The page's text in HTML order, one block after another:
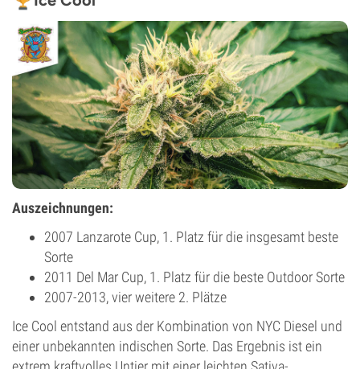
Auszeichnungen:
2007 Lanzarote Cup, 1. Platz für die insgesamt beste
Sorte
2011 Del Mar Cup, 1. Platz für die beste Outdoor Sorte
2007-2013, vier weitere 2. Plätze
Ice Cool entstand aus der Kombination von NYC Diesel und
einer unbekannten indischen Sorte. Das Ergebnis ist ein